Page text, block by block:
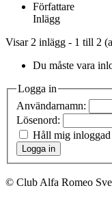
Författare
Inlägg
Visar 2 inlägg - 1 till 2
Du måste vara
Logga in
Användarnamn:
Lösenord:
Håll mig inloggad
Logga in
© Club Alfa Romeo